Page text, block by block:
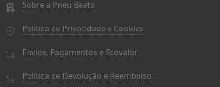
Sobre a Pneu Beato
Política de Privacidade e Cookies
Envios, Pagamentos e Ecovalor
Política de Devolução e Reembolso